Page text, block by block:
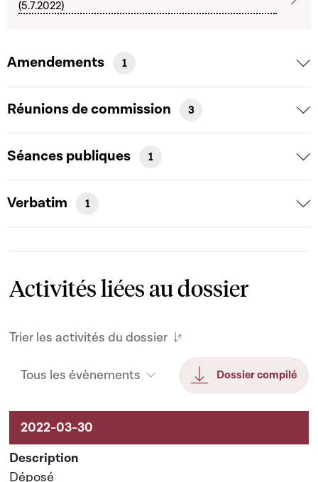
(5.7.2022)
Amendements 1
Réunions de commission 3
Séances publiques 1
Verbatim 1
Activités liées au dossier
Trier les activités du dossier
Tous les évènements Dossier compilé
Activités liées au dossier
Déposé